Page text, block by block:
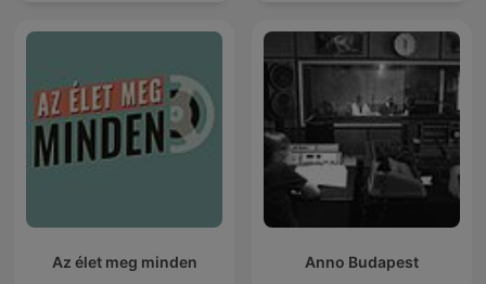
Az élet meg minden Anno Budapest